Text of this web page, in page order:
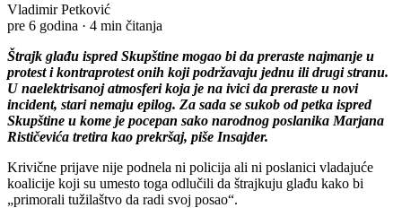
Vladimir Petković
pre 6 godina · 4 min čitanja
Štrajk glađu ispred Skupštine mogao bi da preraste najmanje u
protest i kontraprotest onih koji podržavaju jednu ili drugi stranu.
U naelektrisanoj atmosferi koja je na ivici da preraste u novi
incident, stari nemaju epilog. Za sada se sukob od petka ispred
Skupštine u kome je pocepan sako narodnog poslanika Marjana
Rističevića tretira kao prekršaj, piše Insajder.
Krivične prijave nije podnela ni policija ali ni poslanici vladajuće
koalicije koji su umesto toga odlučili da štrajkuju glađu kako bi
„primorali tužilaštvo da radi svoj posao“.